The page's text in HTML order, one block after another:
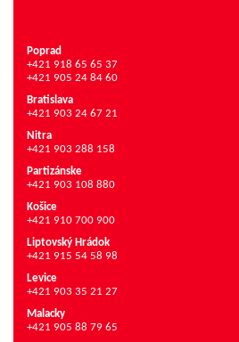
Poprad
+421 918 65 65 37
+421 905 24 84 60
Bratislava
+421 903 24 67 21
Nitra
+421 903 288 158
Partizánske
+421 903 108 880
Košice
+421 910 700 900
Liptovský Hrádok
+421 915 54 58 98
Levice
+421 903 35 21 27
Malacky
+421 905 88 79 65